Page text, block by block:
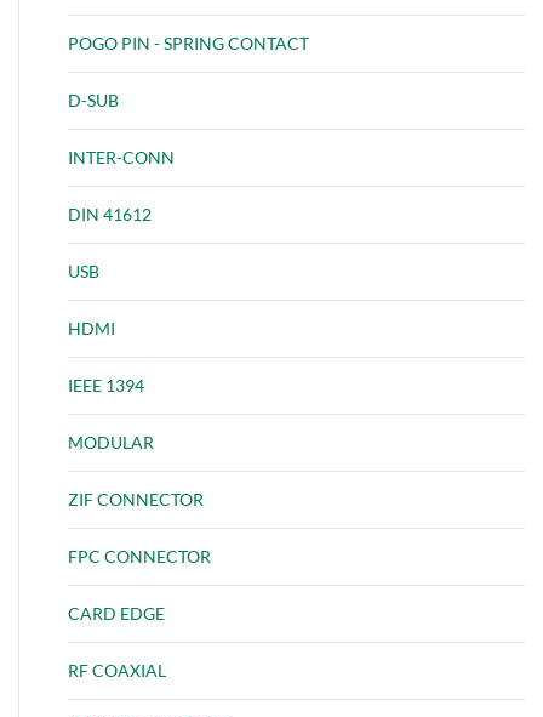
POGO PIN - SPRING CONTACT
D-SUB
INTER-CONN
DIN 41612
USB
HDMI
IEEE 1394
MODULAR
ZIF CONNECTOR
FPC CONNECTOR
CARD EDGE
RF COAXIAL